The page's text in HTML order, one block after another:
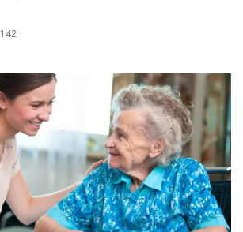
trabajan en diplomado para
creación y manejo de
estadísticas de turismo
142